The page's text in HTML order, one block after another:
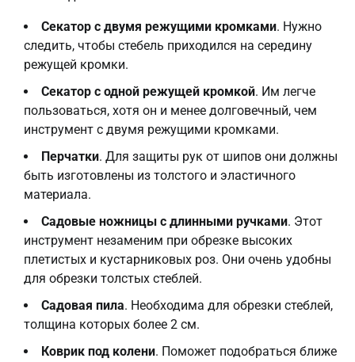
Секатор с двумя режущими кромками. Нужно
следить, чтобы стебель приходился на середину
режущей кромки.
Секатор с одной режущей кромкой. Им легче
пользоваться, хотя он и менее долговечный, чем
инструмент с двумя режущими кромками.
Перчатки. Для защиты рук от шипов они должны
быть изготовлены из толстого и эластичного
материала.
Садовые ножницы с длинными ручками. Этот
инструмент незаменим при обрезке высоких
плетистых и кустарниковых роз. Они очень удобны
для обрезки толстых стеблей.
Садовая пила. Необходима для обрезки стеблей,
толщина которых более 2 см.
Коврик под колени. Поможет подобраться ближе